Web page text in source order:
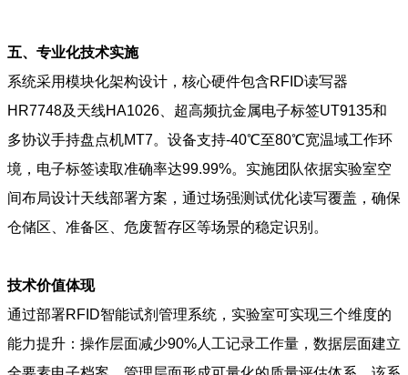
五、专业化技术实施
系统采用模块化架构设计，核心硬件包含RFID读写器
HR7748及天线HA1026、超高频抗金属电子标签UT9135和
多协议手持盘点机MT7。设备支持-40℃至80℃宽温域工作环
境，电子标签读取准确率达99.99%。实施团队依据实验室空
间布局设计天线部署方案，通过场强测试优化读写覆盖，确保
仓储区、准备区、危废暂存区等场景的稳定识别。
技术价值体现
通过部署RFID智能试剂管理系统，实验室可实现三个维度的
能力提升：操作层面减少90%人工记录工作量，数据层面建立